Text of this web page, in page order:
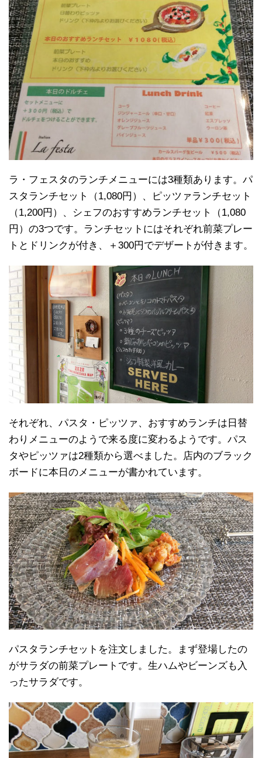
ラ・フェスタのランチメニューには3種類あります。パ
スタランチセット（1,080円）、ピッツァランチセット
（1,200円）、シェフのおすすめランチセット（1,080
円）の3つです。ランチセットにはそれぞれ前菜プレー
トとドリンクが付き、＋300円でデザートが付きます。
それぞれ、パスタ・ピッツァ、おすすめランチは日替
わりメニューのようで来る度に変わるようです。パス
タやピッツァは2種類から選べました。店内のブラック
ボードに本日のメニューが書かれています。
パスタランチセットを注文しました。まず登場したの
がサラダの前菜プレートです。生ハムやビーンズも入
ったサラダです。